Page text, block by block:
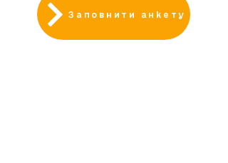
Заповнити анкету